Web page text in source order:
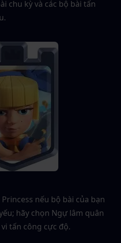
chu kỳ và các bộ bài tấn
nếu bộ bài của bạn
hãy chọn Ngự lâm quân
tấn công cực độ.